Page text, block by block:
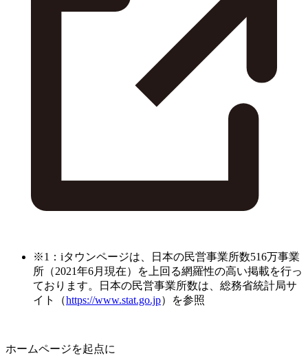
※1：iタウンページは、日本の民営事業所数516万事業
所（2021年6月現在）を上回る網羅性の高い掲載を行っ
ております。日本の民営事業所数は、総務省統計局サ
イト（https://www.stat.go.jp）を参照
ホームページを起点に